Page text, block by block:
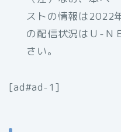
ストの情報は2022
の配信状況はＵ-Ｎ
さい。
[ad#ad-1]